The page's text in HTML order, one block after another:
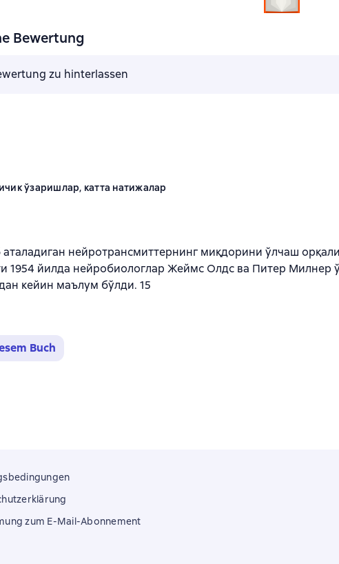
Bewertung
zu hinterlassen
ўзаришлар, катта натижалар
4,8 на основе 65 оценок
нейротрансмиттернинг миқдорини ўлчаш
1954 йилда нейробиологлар Жеймс Олдс ва Питер Милнер
кейин маълум бўлди. 15
Buch
zum E-Mail-Abonnement